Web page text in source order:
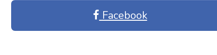
Facebook